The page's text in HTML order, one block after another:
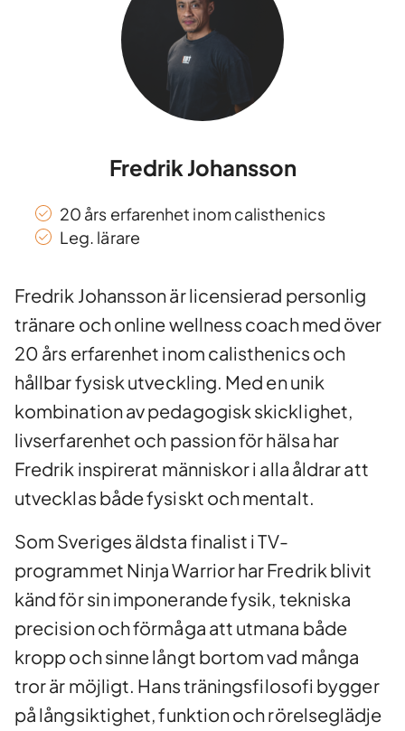
Fredrik Johansson
20 års erfarenhet inom calisthenics
Leg. lärare
Fredrik Johansson är licensierad personlig
tränare och online wellness coach med över
20 års erfarenhet inom calisthenics och
hållbar fysisk utveckling. Med en unik
kombination av pedagogisk skicklighet,
livserfarenhet och passion för hälsa har
Fredrik inspirerat människor i alla åldrar att
utvecklas både fysiskt och mentalt.
Som Sveriges äldsta finalist i TV-
programmet Ninja Warrior har Fredrik blivit
känd för sin imponerande fysik, tekniska
precision och förmåga att utmana både
kropp och sinne långt bortom vad många
tror är möjligt. Hans träningsfilosofi bygger
på långsiktighet, funktion och rörelseglädje